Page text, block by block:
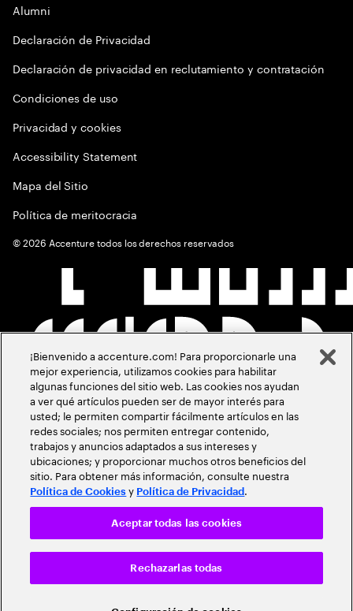
Alumni
Declaración de Privacidad
Declaración de privacidad en reclutamiento y contratación
Condiciones de uso
Privacidad y cookies
Accessibility Statement
Mapa del Sitio
Política de meritocracia
©2026 Accenture todos los derechos reservados
¡Bienvenido a accenture.com! Para proporcionarle una
mejor experiencia, utilizamos cookies para habilitar
algunas funciones del sitio web. Las cookies nos ayudan
a ver qué artículos pueden ser de mayor interés para
usted; le permiten compartir fácilmente artículos en las
redes sociales; nos permiten entregar contenido,
trabajos y anuncios adaptados a sus intereses y
ubicaciones; y proporcionar muchos otros beneficios del
sitio. Para obtener más información, consulte nuestra
Política de Cookies y Política de Privacidad .
Rechazarlas todas
Aceptar todas las cookies